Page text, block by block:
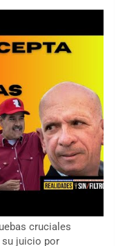
cruciales
su juicio por